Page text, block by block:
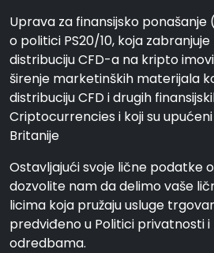
Uprava za finansijsko ponašanje
o politici PS20/10, koja
distribuciju CFD-a na kripto
širenje marketinških materijala
distribuciju CFD i drugih
Criptocurrencies i koji su
Britanije
Ostavljajući svoje lične podatke
dozvolite nam da delimo vaše
licima koja pružaju usluge
predviđeno u Politici privatnosti i
odredbama.